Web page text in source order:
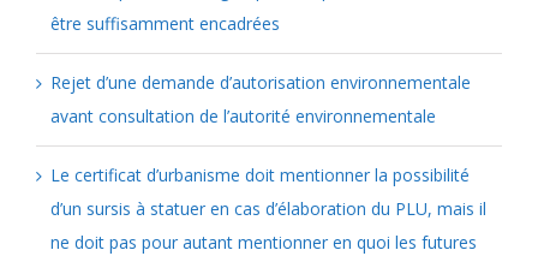
être suffisamment encadrées
Rejet d’une demande d’autorisation environnementale
avant consultation de l’autorité environnementale
Le certificat d’urbanisme doit mentionner la possibilité
d’un sursis à statuer en cas d’élaboration du PLU, mais il
ne doit pas pour autant mentionner en quoi les futures